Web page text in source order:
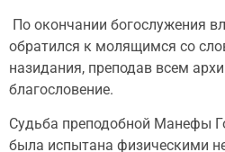
По окончании богослужения
обратился к молящимся со
назидания, преподав всем
благословение.
Судьба преподобной Манефы
была испытана физическими